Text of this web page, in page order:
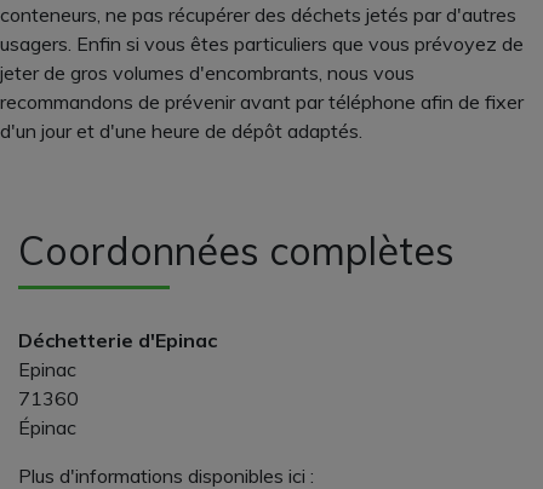
conteneurs, ne pas récupérer des déchets jetés par d'autres
usagers. Enfin si vous êtes particuliers que vous prévoyez de
jeter de gros volumes d'encombrants, nous vous
recommandons de prévenir avant par téléphone afin de fixer
d'un jour et d'une heure de dépôt adaptés.
Coordonnées complètes
Déchetterie d'Epinac
Epinac
71360
Épinac
Plus d'informations disponibles ici :